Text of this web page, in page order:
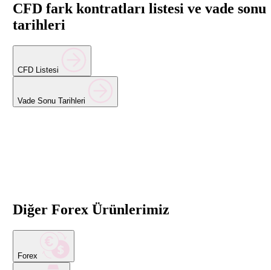
CFD fark kontratları listesi ve vade sonu
tarihleri
CFD Listesi
Vade Sonu Tarihleri
Diğer Forex Ürünlerimiz
Forex